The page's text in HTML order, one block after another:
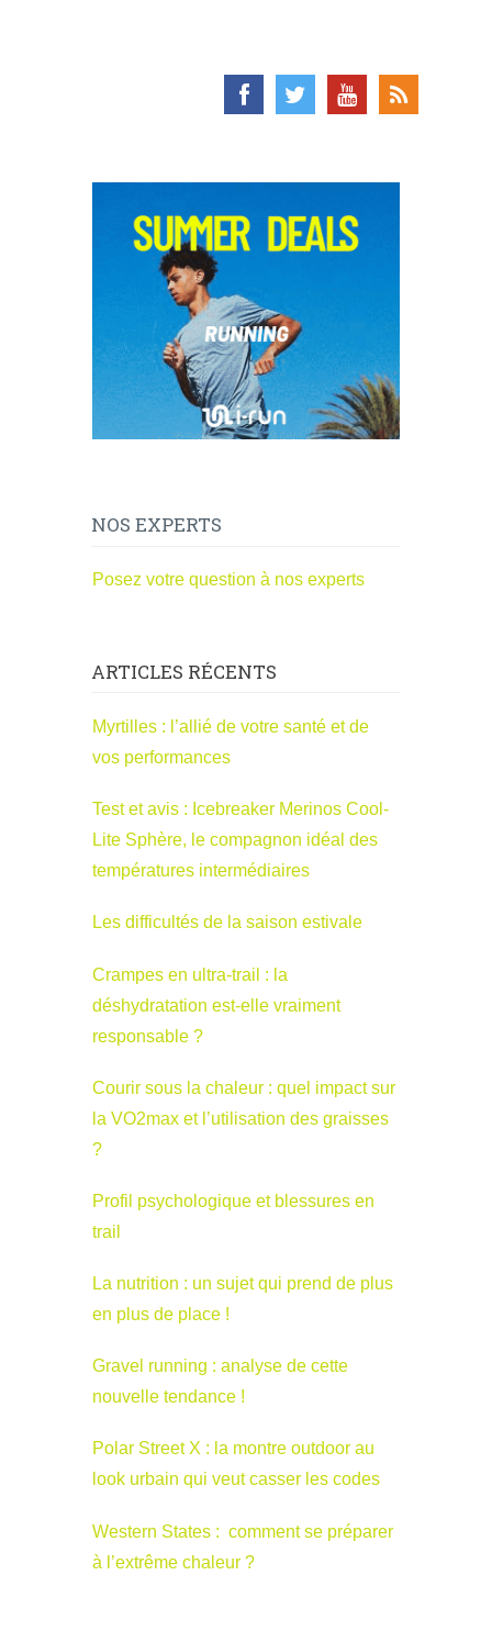
NOS EXPERTS
Posez votre question à nos experts
ARTICLES RÉCENTS
Myrtilles : l’allié de votre santé et de
vos performances
Test et avis : Icebreaker Merinos Cool-
Lite Sphère, le compagnon idéal des
températures intermédiaires
Les difficultés de la saison estivale
Crampes en ultra-trail : la
déshydratation est-elle vraiment
responsable ?
Courir sous la chaleur : quel impact sur
la VO2max et l’utilisation des graisses
?
Profil psychologique et blessures en
trail
La nutrition : un sujet qui prend de plus
en plus de place !
Gravel running : analyse de cette
nouvelle tendance !
Polar Street X : la montre outdoor au
look urbain qui veut casser les codes
Western States : comment se préparer
à l’extrême chaleur ?